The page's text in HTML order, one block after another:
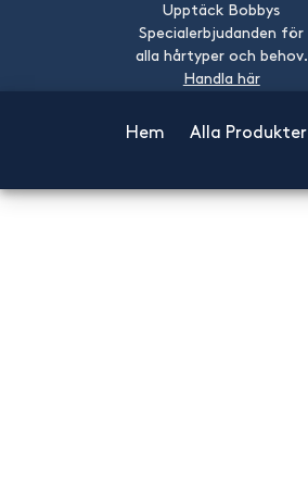
Upptäck Bobbys
Specialerbjudanden för
alla hårtyper och behov.
Handla här
Hem Alla Produkter